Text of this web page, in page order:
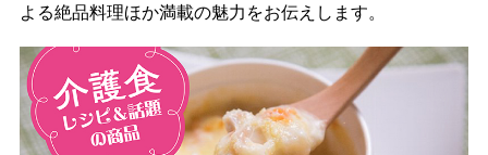
よる絶品料理ほか満載の魅力をお伝えします。